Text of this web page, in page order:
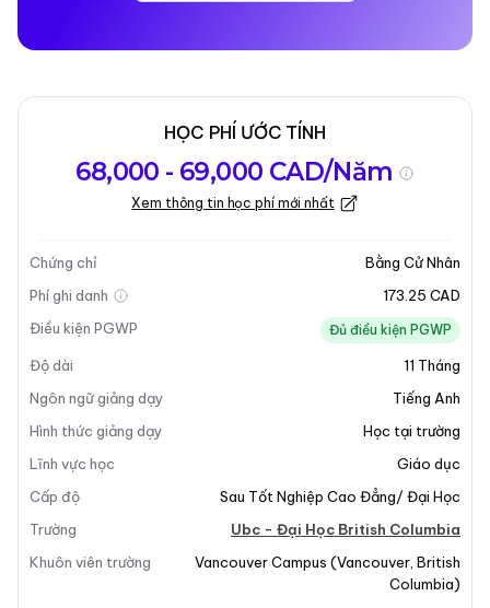
chương trình
Học
Kỳ nhập học
Cập nhật lần cuối vào 05-12-2025
Tổng quan về chương trình
+7
Tổng Quan Chương Trình
HỌC PHÍ ƯỚC TÍNH
68,000 - 69,000 CAD/Năm
Xem thông tin học phí mới nhất
Chứng chỉ
Bằng Cử Nhân
Phí ghi danh
173.25 CAD
Điều kiện PGWP
Đủ điều kiện PGWP
Độ dài 11 Tháng
Ngôn ngữ giảng dạy
Tiếng Anh
Hình thức giảng dạy
Học tại trường
Lĩnh vực học
Giáo dục
Cấp độ
Sau Tốt Nghiệp Cao Đẳng/ Đại Học
Trường
Ubc - Đại Học British Columbia
Khuôn viên trường
Vancouver Campus (Vancouver British
Columbia)